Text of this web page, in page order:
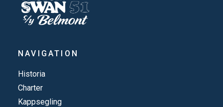
NAVIGATION
Historia
Charter
Kappsegling